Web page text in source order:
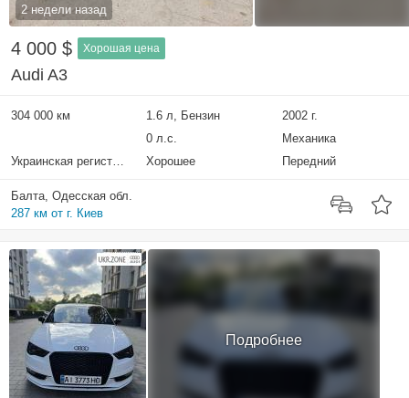
2 недели назад
4 000 $ Хорошая цена
Audi A3
304 000 км 1.6 л, Бензин
2002 г.
0 л.с.
Механика
Украинская регистрация
Хорошее Передний
Балта, Одесская обл.
287 км от г. Киев
Подробнее